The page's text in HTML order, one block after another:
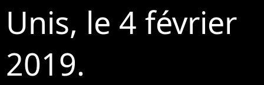
Unis, le 4 février
2019.